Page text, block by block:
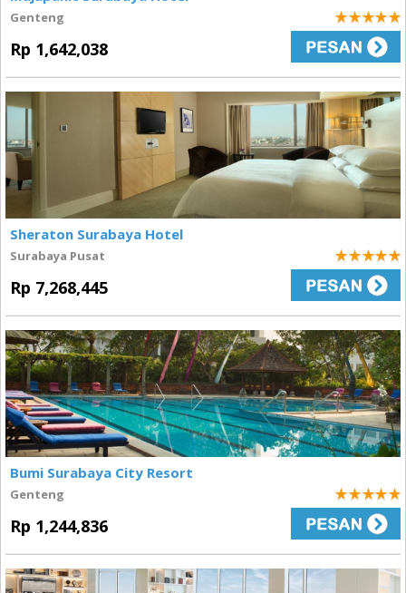
Genteng
Rp 1,642,038
5
Sheraton Surabaya Hotel
Surabaya Pusat
Rp 7,268,445
5
Bumi Surabaya City Resort
Genteng
Rp 1,244,836
5